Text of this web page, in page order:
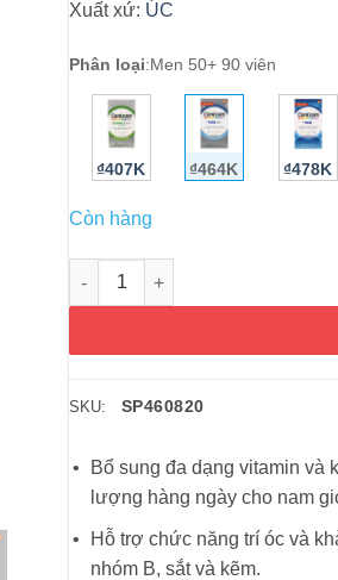
Xuất xứ: ÚC
Phân loại:Men 50+ 90 viên
₫407K ₫464K ₫478K
Còn hàng
Vitamin cho nam trên 50
SKU: SP460820
Bổ sung đa dạng vitamin và
lượng hàng ngày cho nam
Hỗ trợ chức năng trí óc và
nhóm B, sắt và kẽm.